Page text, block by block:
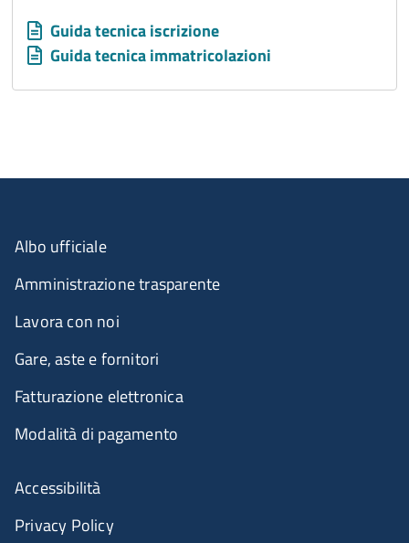
Allegati
Document
Guida tecnica iscrizione
Document
Guida tecnica immatricolazioni
Albo ufficiale
Amministrazione trasparente
Lavora con noi
Gare, aste e fornitori
Fatturazione elettronica
Modalità di pagamento
Accessibilità
Privacy Policy